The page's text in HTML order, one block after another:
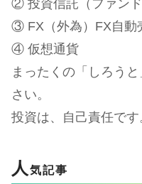
② 投資信託（ファンド
③ FX（外為）FX自動
④ 仮想通貨
まったくの「しろう
さい。
投資は、自己責任です
人 気記事